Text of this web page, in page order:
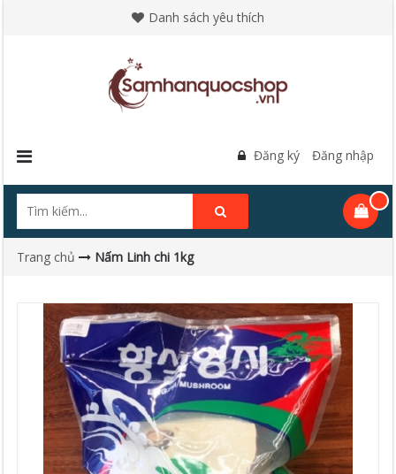
Danh sách yêu thích
Đăng ký Đăng nhập
Trang chủ Nấm Linh chi 1kg